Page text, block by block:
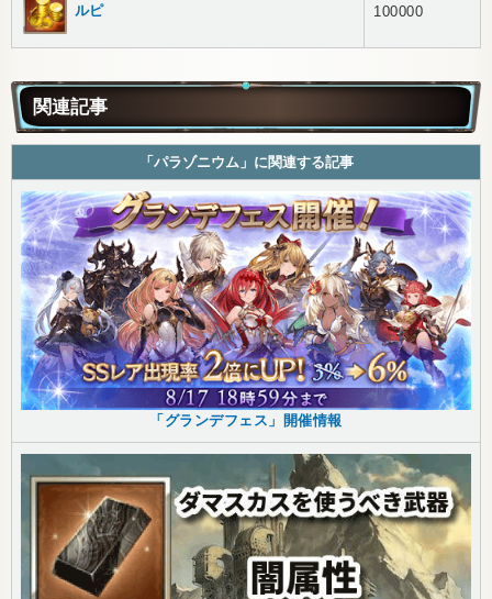
ルピ 100000
関連記事
「パラゾニウム」に関連する記事
「グランデフェス」開催情報